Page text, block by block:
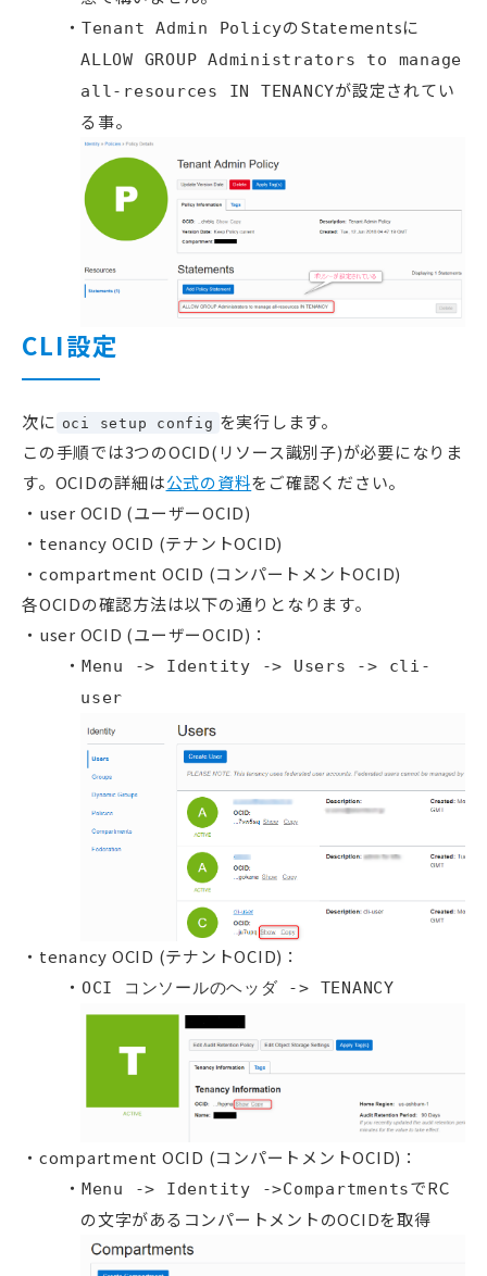
Tenant Admin PolicyのStatementsに
ALLOW GROUP Administrators to manage
all-resources IN TENANCYが設定されてい
る事。
CLI設定
次に oci setup config を実行します。
この手順では3つのOCID(リソース識別子)が必要になりま
す。OCIDの詳細は公式の資料をご確認ください。
user OCID (ユーザーOCID)
tenancy OCID (テナントOCID)
compartment OCID (コンパートメントOCID)
各OCIDの確認方法は以下の通りとなります。
user OCID (ユーザーOCID)：
Menu -> Identity -> Users -> cli-
user
tenancy OCID (テナントOCID)：
OCI コンソールのヘッダ -> TENANCY
compartment OCID (コンパートメントOCID)：
Menu -> Identity ->CompartmentsでRC
の文字があるコンパートメントのOCIDを取得